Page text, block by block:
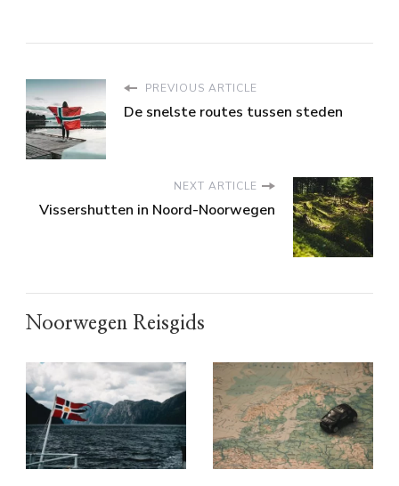
PREVIOUS ARTICLE
De snelste routes tussen steden
NEXT ARTICLE
Vissershutten in Noord-Noorwegen
Noorwegen Reisgids